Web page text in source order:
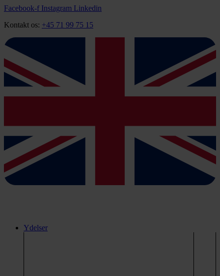
Videre
indhold
Facebook-f Instagram Linkedin
Kontakt os: +45 71 99 75 15
Ydelser